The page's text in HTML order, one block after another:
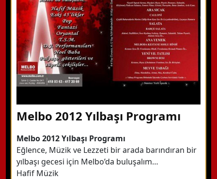
Detaylı Bilgi Alın
Melbo 2012 Yılbaşı Programı
Melbo 2012 Yılbaşı Programı
Eğlence, Müzik ve Lezzeti bir arada barındıran bir
yılbaşı gecesi için Melbo’da buluşalım…
Hafif Müzik